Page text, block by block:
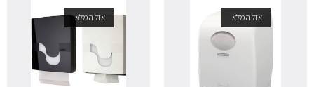
אזל המלאי אזל המלאי